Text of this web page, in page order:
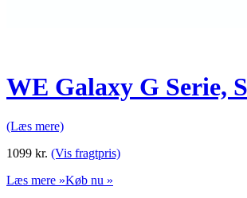
WE Galaxy G Serie,
(Læs mere)
1099 kr. (Vis fragtpris)
Læs mere »Køb nu »